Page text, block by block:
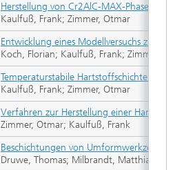
Herstellung von Cr2AlC-MAX-Phasen -
Kaulfuß, Frank; Zimmer, Otmar
Entwicklung eines Modellversuchs zur
Koch, Florian; Kaulfuß, Frank; Zimmer,
Temperaturstabile Hartstoffschichten zur
Kaulfuß, Frank; Zimmer, Otmar
Verfahren zur Herstellung einer
Zimmer, Otmar; Kaulfuß, Frank
Beschichtungen von Umformwerkzeugen.
Druwe, Thomas; Milbrandt, Matthias;